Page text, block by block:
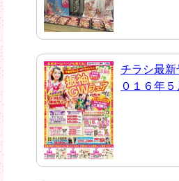
チラシ最新
０１６年５